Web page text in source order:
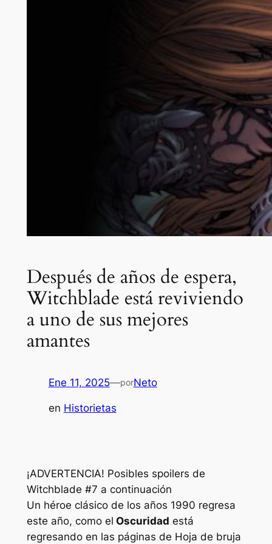
Después de años de espera,
Witchblade está reviviendo
a uno de sus mejores
amantes
Ene 11, 2025—porNeto
en Historietas
¡ADVERTENCIA! Posibles spoilers de
Witchblade #7 a continuación
Un héroe clásico de los años 1990 regresa
este año, como el Oscuridad está
regresando en las páginas de Hoja de bruja